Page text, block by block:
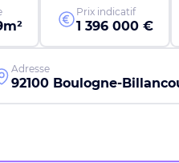
Prix indicatif
1 396 000 €
Adresse
92100 Boulogne-